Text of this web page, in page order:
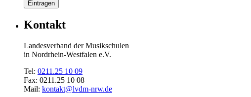
Kontakt
Landesverband der Musikschulen
in Nordrhein-Westfalen e.V.
Tel: 0211.25 10 09
Fax: 0211.25 10 08
Mail: kontakt@lvdm-nrw.de